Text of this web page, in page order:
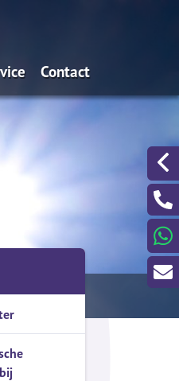
juridische bijstand &
verzekeraars
van je auto
doorgeven
Contact
Een klacht melden?